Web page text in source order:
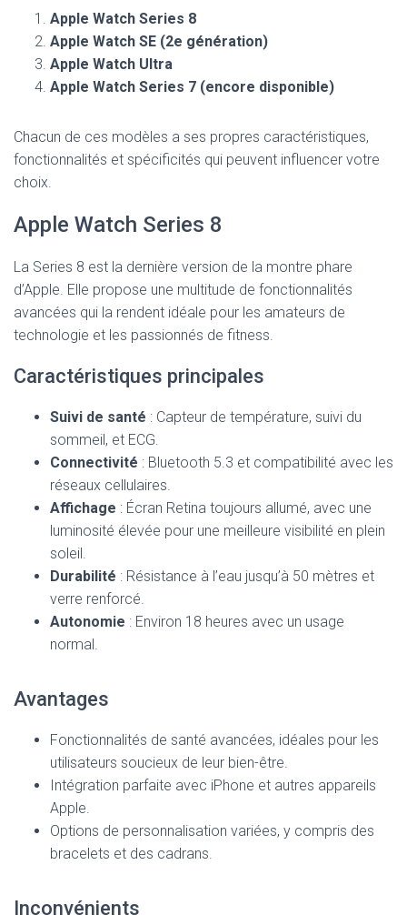
Apple Watch Series 8
Apple Watch SE (2e génération)
Apple Watch Ultra
Apple Watch Series 7 (encore disponible)
Chacun de ces modèles a ses propres caractéristiques,
fonctionnalités et spécificités qui peuvent influencer votre
choix.
Apple Watch Series 8
La Series 8 est la dernière version de la montre phare
d’Apple. Elle propose une multitude de fonctionnalités
avancées qui la rendent idéale pour les amateurs de
technologie et les passionnés de fitness.
Caractéristiques principales
Suivi de santé : Capteur de température, suivi du
sommeil, et ECG.
Connectivité : Bluetooth 5.3 et compatibilité avec les
réseaux cellulaires.
Affichage : Écran Retina toujours allumé, avec une
luminosité élevée pour une meilleure visibilité en plein
soleil.
Durabilité : Résistance à l’eau jusqu’à 50 mètres et
verre renforcé.
Autonomie : Environ 18 heures avec un usage
normal.
Avantages
Fonctionnalités de santé avancées, idéales pour les
utilisateurs soucieux de leur bien-être.
Intégration parfaite avec iPhone et autres appareils
Apple.
Options de personnalisation variées, y compris des
bracelets et des cadrans.
Inconvénients